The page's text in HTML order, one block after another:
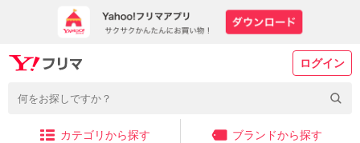
ログイン
カテゴリから探す ブランドから探す